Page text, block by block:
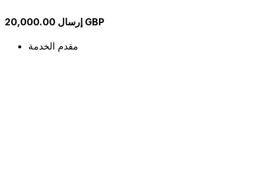
إرسال 20,000.00 GBP
مقدم الخدمة